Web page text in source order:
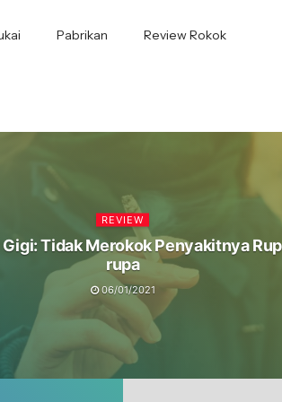
Pabrikan Review Rokok
REVIEW
Tidak Merokok Penyakitnya
rupa
06/01/2021